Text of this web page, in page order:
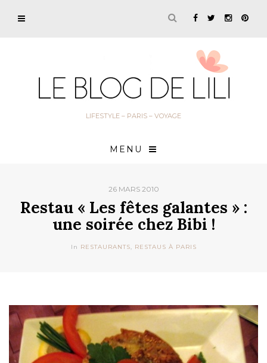
LIFESTYLE – PARIS – VOYAGE
MENU
26 MARS 2010
Restau « Les fêtes galantes » :
une soirée chez Bibi !
In RESTAURANTS, RESTAUS À PARIS